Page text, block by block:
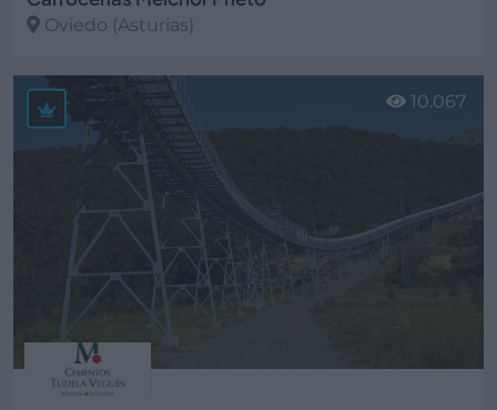
Oviedo (Asturias)
Ver más
10.067